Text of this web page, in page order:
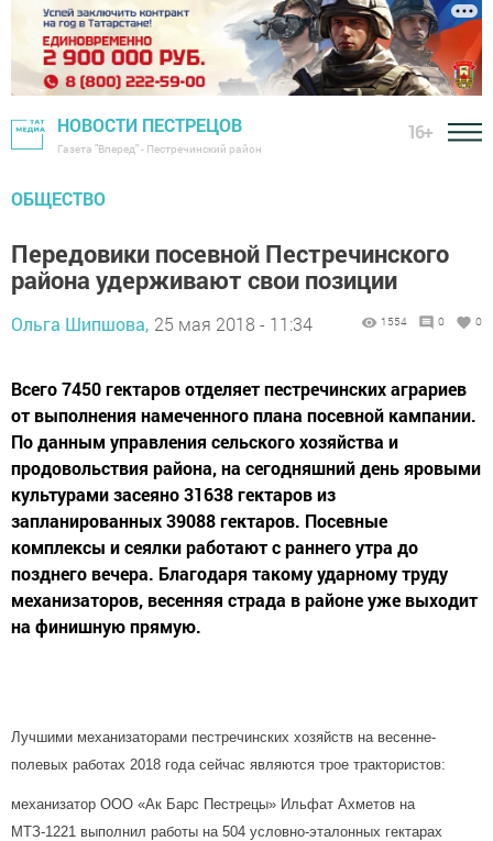
НОВОСТИ ПЕСТРЕЦОВ
Газета "Вперед" - Пестречинский район
16+
ОБЩЕСТВО
Передовики посевной Пестречинского
района удерживают свои позиции
Ольга Шипшова, 25 мая 2018 - 11:34 1554 0 0
Всего 7450 гектаров отделяет пестречинских аграриев
от выполнения намеченного плана посевной кампании.
По данным управления сельского хозяйства и
продовольствия района, на сегодняшний день яровыми
культурами засеяно 31638 гектаров из
запланированных 39088 гектаров. Посевные
комплексы и сеялки работают с раннего утра до
позднего вечера. Благодаря такому ударному труду
механизаторов, весенняя страда в районе уже выходит
на финишную прямую.
Лучшими механизаторами пестречинских хозяйств на весенне-
полевых работах 2018 года сейчас являются трое трактористов:
механизатор ООО «Ак Барс Пестрецы» Ильфат Ахметов на
МТЗ-1221 выполнил работы на 504 условно-эталонных гектарах